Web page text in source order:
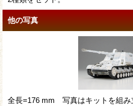
他の写真
全長=176 mm 写真はキットを組み